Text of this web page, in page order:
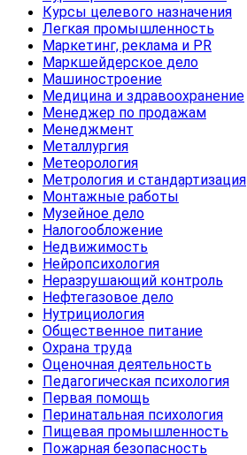
Курсы целевого назначения
Легкая промышленность
Маркетинг, реклама и PR
Маркшейдерское дело
Машиностроение
Медицина и здравоохранение
Менеджер по продажам
Менеджмент
Металлургия
Метеорология
Метрология и стандартизация
Монтажные работы
Музейное дело
Налогообложение
Недвижимость
Нейропсихология
Неразрушающий контроль
Нефтегазовое дело
Нутрициология
Общественное питание
Охрана труда
Оценочная деятельность
Педагогическая психология
Первая помощь
Перинатальная психология
Пищевая промышленность
Пожарная безопасность